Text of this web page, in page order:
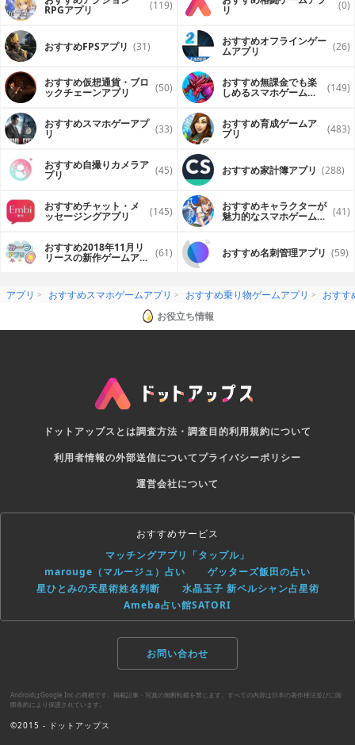
RPGアプリ (119) リ (0)
おすすめFPSアプリ (31) おすすめオフラインゲー
ムアプリ (26)
おすすめ仮想通貨・ブロ
ックチェーンアプリ (50) おすすめ無課金でも楽
しめるスマホゲームア (149)
おすすめスマホゲーアプ
リ (33) おすすめ育成ゲームア
プリ (483)
おすすめ自撮りカメラア
プリ (45) おすすめ家計簿アプリ (288)
おすすめチャット・メ
ッセージングアプリ (145) おすすめキャラクターが
魅力的なスマホゲームア (41)
おすすめ2018年11月リ
リースの新作ゲームアプ (61) おすすめ名刺管理アプリ (59)
アプリ おすすめスマホゲームアプリ おすすめ乗り物ゲームアプリ
おすす
お役立ち情報
ドットアップスとは調査方法・調査目的利用規約について
利用者情報の外部送信についてプライバシーポリシー
運営会社について
おすすめサービス
マッチングアプリ「タップル」
marouge（マルージュ）占い
ゲッターズ飯田の占い
星ひとみの天星術姓名判断
水晶玉子 新ペルシャン占星術
Ameba占い館SATORI
お問い合わせ
AndroidはGoogle Inc.の商標です。掲載記事・写真の無断転載を禁じます。すべての内容は日本の著作権法並びに国
際条約により保護されています。
©2015 - ドットアップス